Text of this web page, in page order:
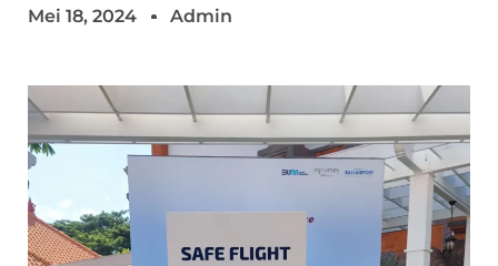
Mei 18, 2024 Admin